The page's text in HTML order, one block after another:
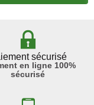
sécurisé
en ligne 100%
sécurisé